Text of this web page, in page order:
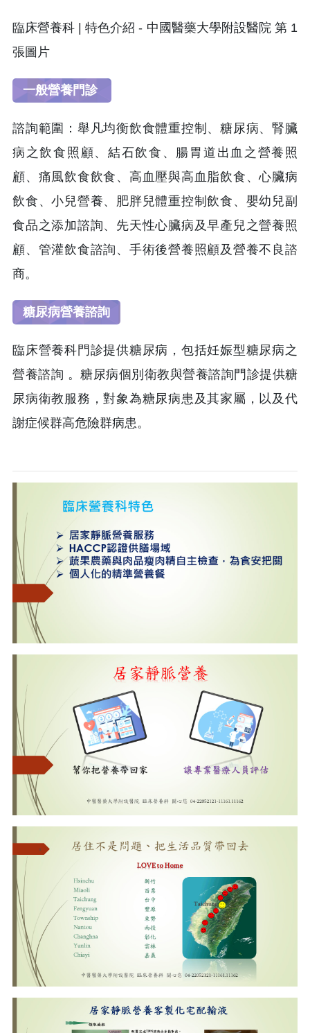
一般營養門診
諮詢範圍：舉凡均衡飲食體重控制、糖尿病、腎臟
病之飲食照顧、結石飲食、腸胃道出血之營養照
顧、痛風飲食飲食、高血壓與高血脂飲食、心臟病
飲食、小兒營養、肥胖兒體重控制飲食、嬰幼兒副
食品之添加諮詢、先天性心臟病及早產兒之營養照
顧、管灌飲食諮詢、手術後營養照顧及營養不良諮
商。
糖尿病營養諮詢
臨床營養科門診提供糖尿病，包括妊娠型糖尿病之
營養諮詢 。糖尿病個別衛教與營養諮詢門診提供糖
尿病衛教服務，對象為糖尿病患及其家屬，以及代
謝症候群高危險群病患。